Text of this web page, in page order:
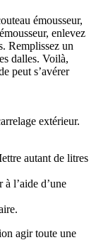
émousseur,
enlevez
Remplissez un
dalles. Voilà,
peut s’avérer
extérieur.
autant de litres
l’aide d’une
agir toute une